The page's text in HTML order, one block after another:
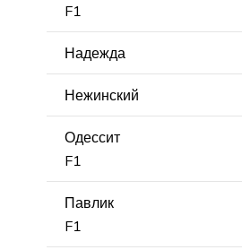
F1
Надежда
Нежинский
Одессит
F1
Павлик
F1